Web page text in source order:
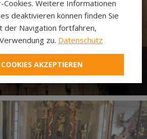
Weitere Informationen
deaktivieren können finden Sie
der Navigation fortfahren,
zu. Datenschutz
AKZEPTIEREN